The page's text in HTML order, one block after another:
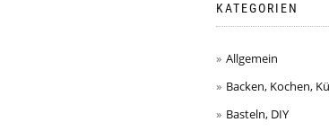
KATEGORIEN
Allgemein
Backen, Kochen,
Basteln, DIY